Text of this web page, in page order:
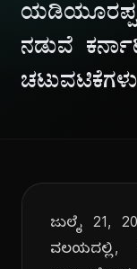
ಯಡಿಯೂರಪ್ಪ
ನಡುವೆ
ಜುಲೈ 21,
ವಲಯದಲ್ಲಿ,